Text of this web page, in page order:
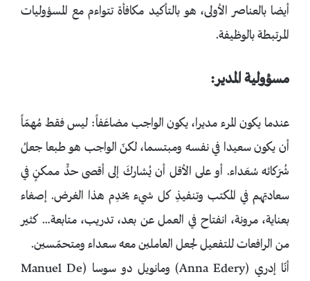
أيضا بالعناصر الأولى، هو بالتأكيد مكافأة تتواءم مع المسؤوليات
المرتبطة بالوظيفة.
مسؤولية المدير:
عندما يكون المرء مديرا، يكون الواجب مضاعَفاً: ليس فقط مُهمّاً
أن يكون سعيدا في نفسه ومبتسما، لكنّ الواجب هو طبعا جعلُ
شُرَكائه سُعَداء. أو على الأقل أن يُشاركَ إلى أقصى حدٍّ ممكنٍ في
سعادتِهم في المكتب وتنفيذِ كل شيء يخدِم هذا الغرض. إصغاء
بعناية، مرونة، انفتاح في العمل عن بعد، تدريب، متابعة… كثير
من الرافعات للتفعيل لجعل العاملين معه سعداء ومتحمّسين.
أنّا إدري (Anna Edery) ومانويل دو سوسا (Manuel De